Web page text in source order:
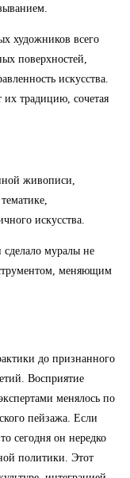
художников всего
поверхностей,
искусства.
традицию, сочетая
живописи,
искусства.
муралы не
меняющим
до признанного
Восприятие
менялось по
пейзажа. Если
сегодня он нередко
политики. Этот